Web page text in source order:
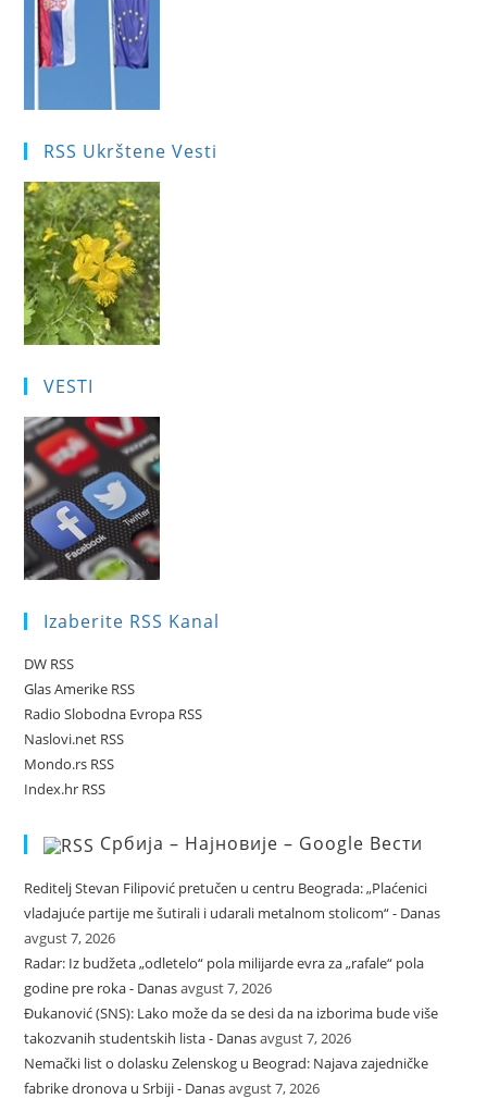
RSS Ukrštene Vesti
VESTI
Izaberite RSS Kanal
DW RSS
Glas Amerike RSS
Radio Slobodna Evropa RSS
Naslovi.net RSS
Mondo.rs RSS
Index.hr RSS
Србија – Најновије – Google Вести
Reditelj Stevan Filipović pretučen u centru Beograda: „Plaćenici
vladajuće partije me šutirali i udarali metalnom stolicom“ - Danas
avgust 7, 2026
Radar: Iz budžeta „odletelo“ pola milijarde evra za „rafale“ pola
godine pre roka - Danasavgust 7, 2026
Đukanović (SNS): Lako može da se desi da na izborima bude više
takozvanih studentskih lista - Danasavgust 7, 2026
Nemački list o dolasku Zelenskog u Beograd: Najava zajedničke
fabrike dronova u Srbiji - Danasavgust 7, 2026